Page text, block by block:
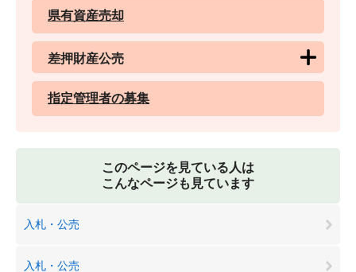
県有資産売却
差押財産公売
指定管理者の募集
このページを見ている人は
こんなページも見ています
入札・公売
入札・公売